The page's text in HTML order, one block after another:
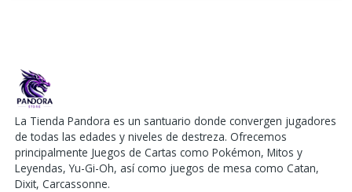
La Tienda Pandora es un santuario donde convergen jugadores
de todas las edades y niveles de destreza. Ofrecemos
principalmente Juegos de Cartas como Pokémon, Mitos y
Leyendas, Yu-Gi-Oh, así como juegos de mesa como Catan,
Dixit, Carcassonne.